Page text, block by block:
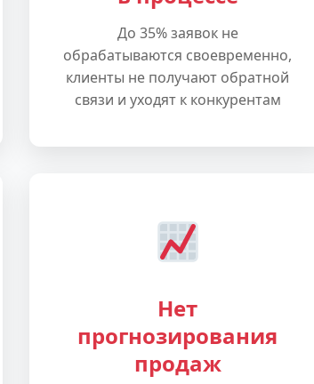
До 35% заявок не
обрабатываются своевременно,
клиенты не получают обратной
связи и уходят к конкурентам
Нет
прогнозирования
продаж